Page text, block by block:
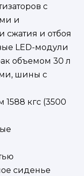
с
и
сжатия и отбоя
LED-модули
объемом 30 л
шины с
кгс (3500
сиденье